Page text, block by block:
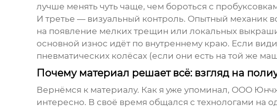
лучше менять чуть чаще, чем бороться с
И третье — визуальный контроль. Опытный механик
на появление мелких трещин или локальных
основной износ идёт по внутреннему краю. Если
пневматических колёсах (если они есть на той же
Почему материал решает всё: взгляд на
Вернёмся к материалу. Как я уже упоминал, ООО
интересно. В своё время общался с технологами на